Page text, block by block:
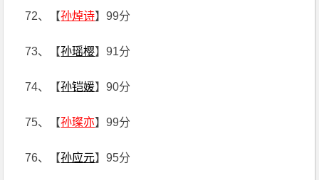
72、【孙焯诗】99分
73、【孙瑶樱】91分
74、【孙铠媛】90分
75、【孙璨亦】99分
76、【孙应元】95分